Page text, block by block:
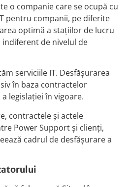
o companie care se ocupă cu
pentru companii, pe diferite
optimă a staţiilor de lucru
indiferent de nivelul de
serviciile IT. Desfăşurarea
în baza contractelor
legislaţiei în vigoare.
contractele şi actele
Power Support şi clienţi,
cadrul de desfăşurare a